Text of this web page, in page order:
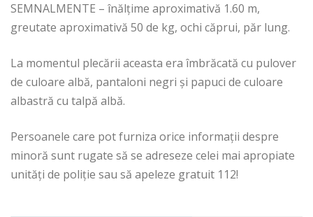
SEMNALMENTE – înălțime aproximativă 1.60 m,
greutate aproximativă 50 de kg, ochi căprui, păr lung.
La momentul plecării aceasta era îmbrăcată cu pulover
de culoare albă, pantaloni negri și papuci de culoare
albastră cu talpă albă.
Persoanele care pot furniza orice informaţii despre
minoră sunt rugate să se adreseze celei mai apropiate
unităţi de poliţie sau să apeleze gratuit 112!